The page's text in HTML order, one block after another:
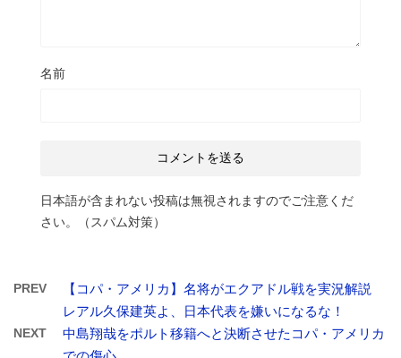
名前
日本語が含まれない投稿は無視されますのでご注意くだ
さい。（スパム対策）
PREV
【コパ・アメリカ】名将がエクアドル戦を実況解説
レアル久保建英よ、日本代表を嫌いになるな！
NEXT
中島翔哉をポルト移籍へと決断させたコパ・アメリカ